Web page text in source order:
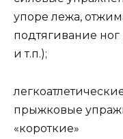
упоре лежа,
подтягивание
и т.п.);
прыжковые
«короткие»